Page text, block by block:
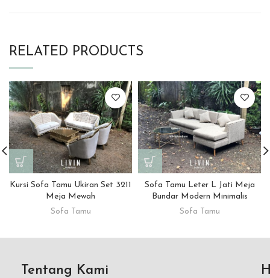
RELATED PRODUCTS
Kursi Sofa Tamu Ukiran Set 3211
Meja Mewah
Sofa Tamu
Sofa Tamu Leter L Jati Meja
Bundar Modern Minimalis
Sofa Tamu
Tentang Kami